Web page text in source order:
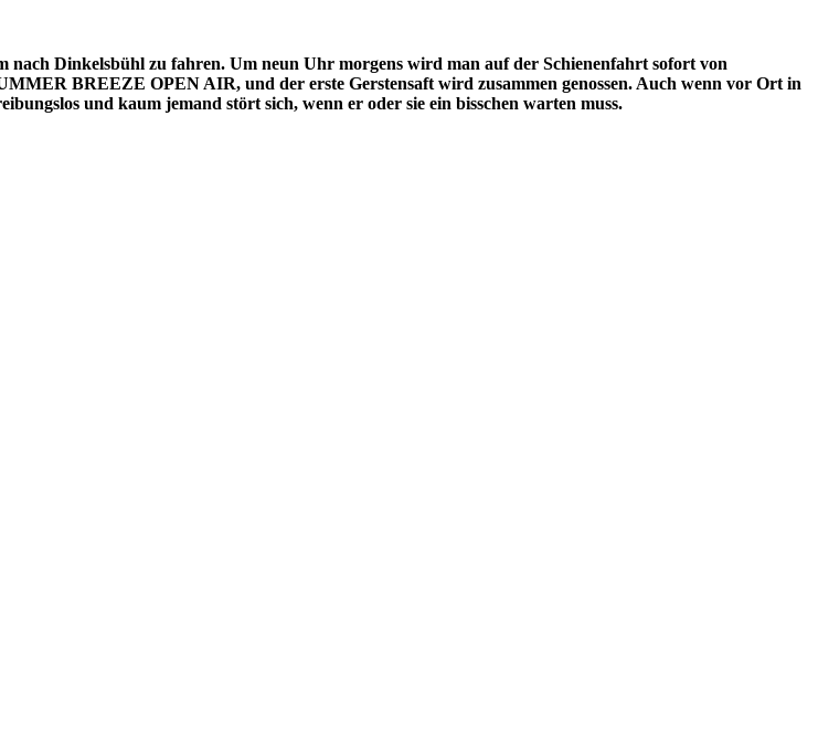
nach Dinkelsbühl zu fahren. Um neun Uhr morgens wird man auf der Schienenfahrt sofort von
BREEZE OPEN AIR, und der erste Gerstensaft wird zusammen genossen. Auch wenn vor Ort in
und kaum jemand stört sich, wenn er oder sie ein bisschen warten muss.